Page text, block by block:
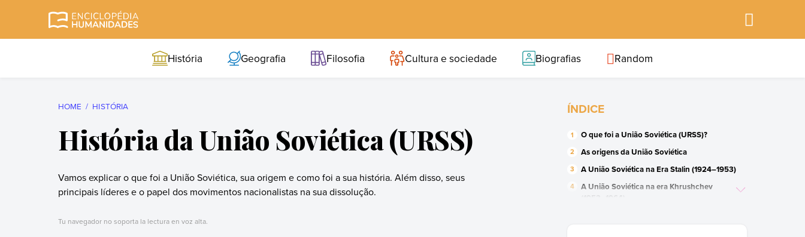
História Geografia Filosofia Cultura e sociedade Biografias Random
HOME HISTÓRIA
História da União Soviética (URSS)
Vamos explicar o que foi a União Soviética, sua origem e como foi a sua história. Além disso, seus
principais líderes e o papel dos movimentos nacionalistas na sua dissolução.
Tu navegador no soporta la lectura en voz alta.
ÍNDICE
O que foi a União Soviética (URSS)?
As origens da União Soviética
A União Soviética na Era Stalin (1924–1953)
A União Soviética na era Khrushchev